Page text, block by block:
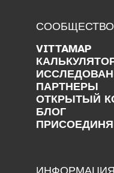
СООБЩЕСТВО
VITTAMAP
ПАРТНЕРЫ
ОТКРЫТЫЙ
БЛОГ